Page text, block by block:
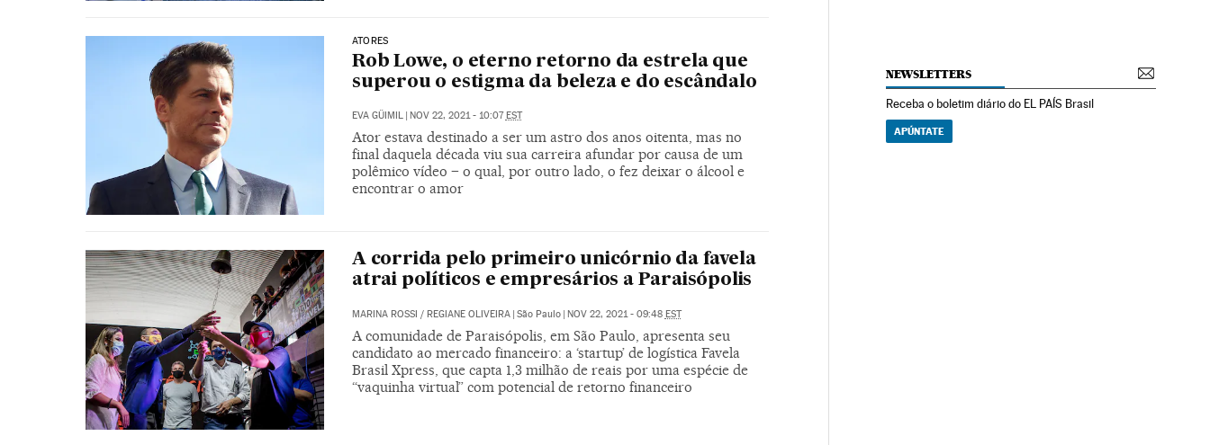
ATORES
Rob Lowe, o eterno retorno da estrela que
superou o estigma da beleza e do escândalo
EVA GÜIMIL | NOV 22, 2021 - 10:07EST
Ator estava destinado a ser um astro dos anos oitenta, mas no
final daquela década viu sua carreira afundar por causa de um
polêmico vídeo – o qual, por outro lado, o fez deixar o álcool e
encontrar o amor
A corrida pelo primeiro unicórnio da favela
atrai políticos e empresários a Paraisópolis
MARINA ROSSI / REGIANE OLIVEIRA São Paulo NOV 22, 2021 - 09:48 EST
A comunidade de Paraisópolis, em São Paulo, apresenta seu
candidato ao mercado financeiro: a ‘startup’ de logística Favela
Brasil Xpress, que capta 1,3 milhão de reais por uma espécie de
“vaquinha virtual” com potencial de retorno financeiro
NEWSLETTERS
Receba o boletim diário do EL PAÍS Brasil
APÚNTATE